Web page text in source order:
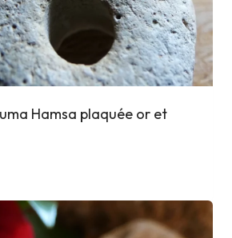
Hamsa plaquée or et